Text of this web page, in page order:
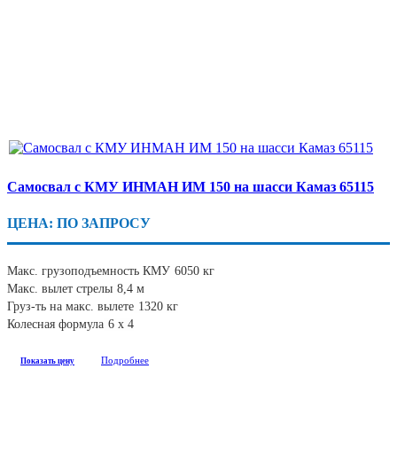
Самосвал с КМУ ИНМАН ИМ 150 на шасси Камаз 65115
ЦЕНА: ПО ЗАПРОСУ
Макс. грузоподъемность КМУ 6050 кг
Макс. вылет стрелы 8,4 м
Груз-ть на макс. вылете 1320 кг
Колесная формула 6 x 4
Показать цену Подробнее